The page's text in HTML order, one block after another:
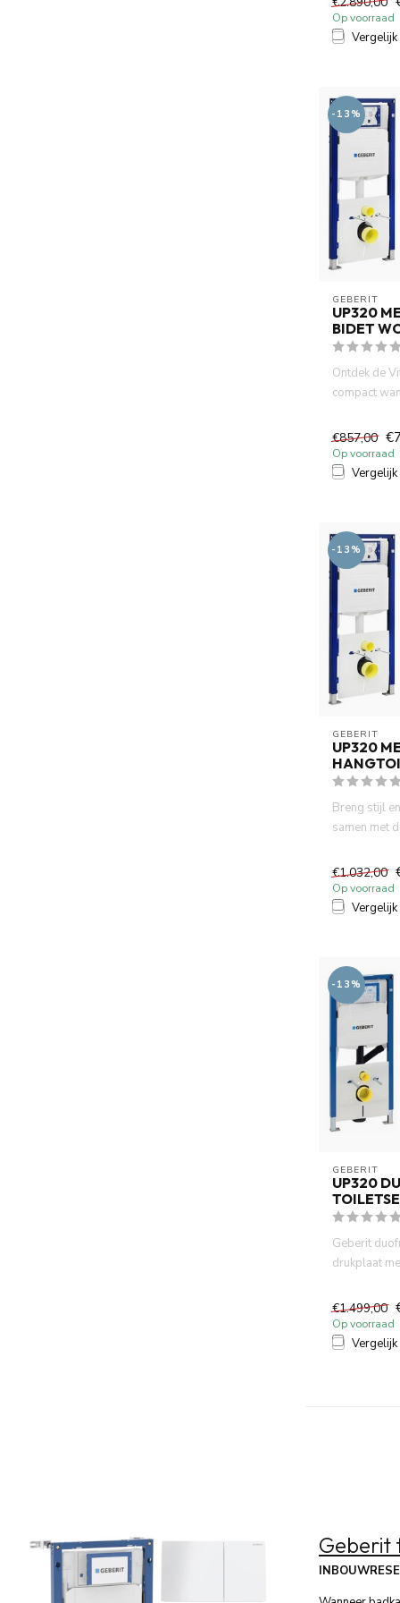
Op voorraad
Vergelijk
-13%
GEBERIT
UP320
BIDET
Ontdek de
compact
Geb...
€857,00
Op voorraad
Vergelijk
-13%
GEBERIT
UP320
Breng stijl
samen met
€1.032,00
Op voorraad
Vergelijk
-13%
GEBERIT
UP320
Geberit
drukplaat
€1.499,00
Op voorraad
Vergelijk
Geberit